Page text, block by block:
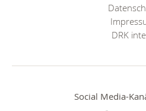
DRK
Social Media-